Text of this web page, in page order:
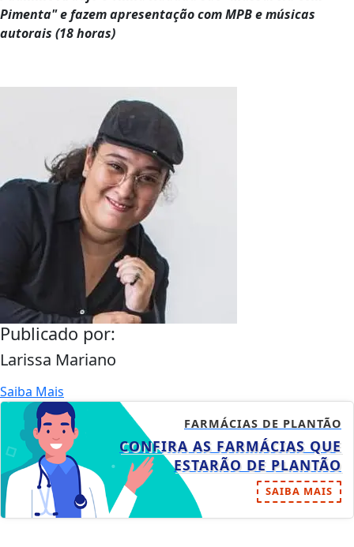
Pimenta" e fazem apresentação com MPB e músicas
autorais (18 horas)
Publicado por:
Larissa Mariano
Saiba Mais
FARMÁCIAS DE PLANTÃO
CONFIRA AS FARMÁCIAS QUE
ESTARÃO DE PLANTÃO
SAIBA MAIS